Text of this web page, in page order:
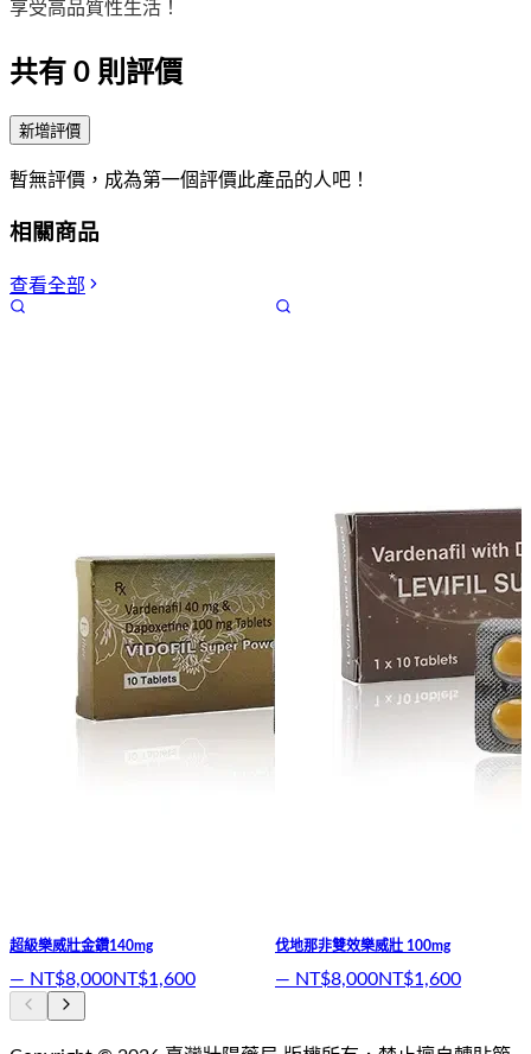
享受高品質性生活！
共有 0 則評價
新增評價
暫無評價，成為第一個評價此產品的人吧！
相關商品
查看全部
超級樂威壯金鑽140mg
— NT$8,000NT$1,600
伐地那非雙效樂威壯 100mg
— NT$8,000NT$1,600